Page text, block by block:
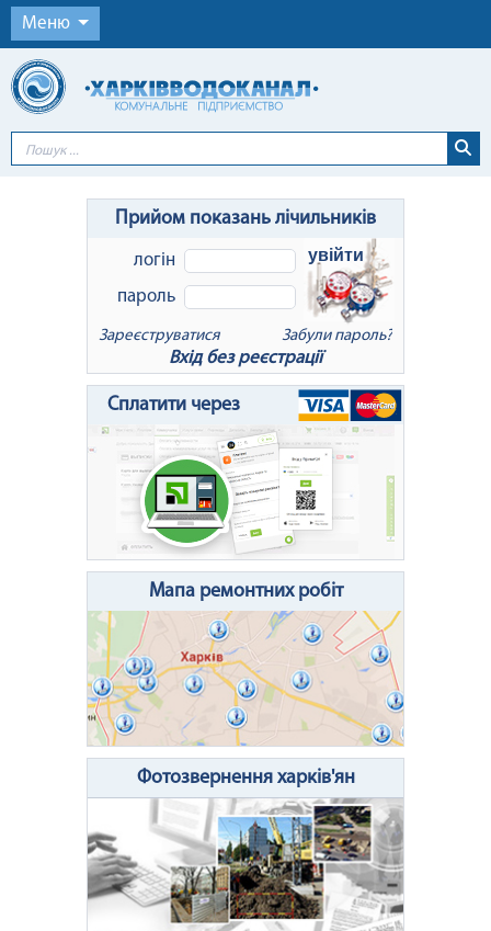
Меню
Прийом показань лічильників
логін
пароль
увійти
Зареєструватися Забули пароль?
Вхід без реєстрації
Відновлення пароля x
Для відновлення пароля введіть Ваш
логін або e-mail:
Очистити поле Надіслати
Сплатити через
Мапа ремонтних робіт
Фотозвернення харків'ян